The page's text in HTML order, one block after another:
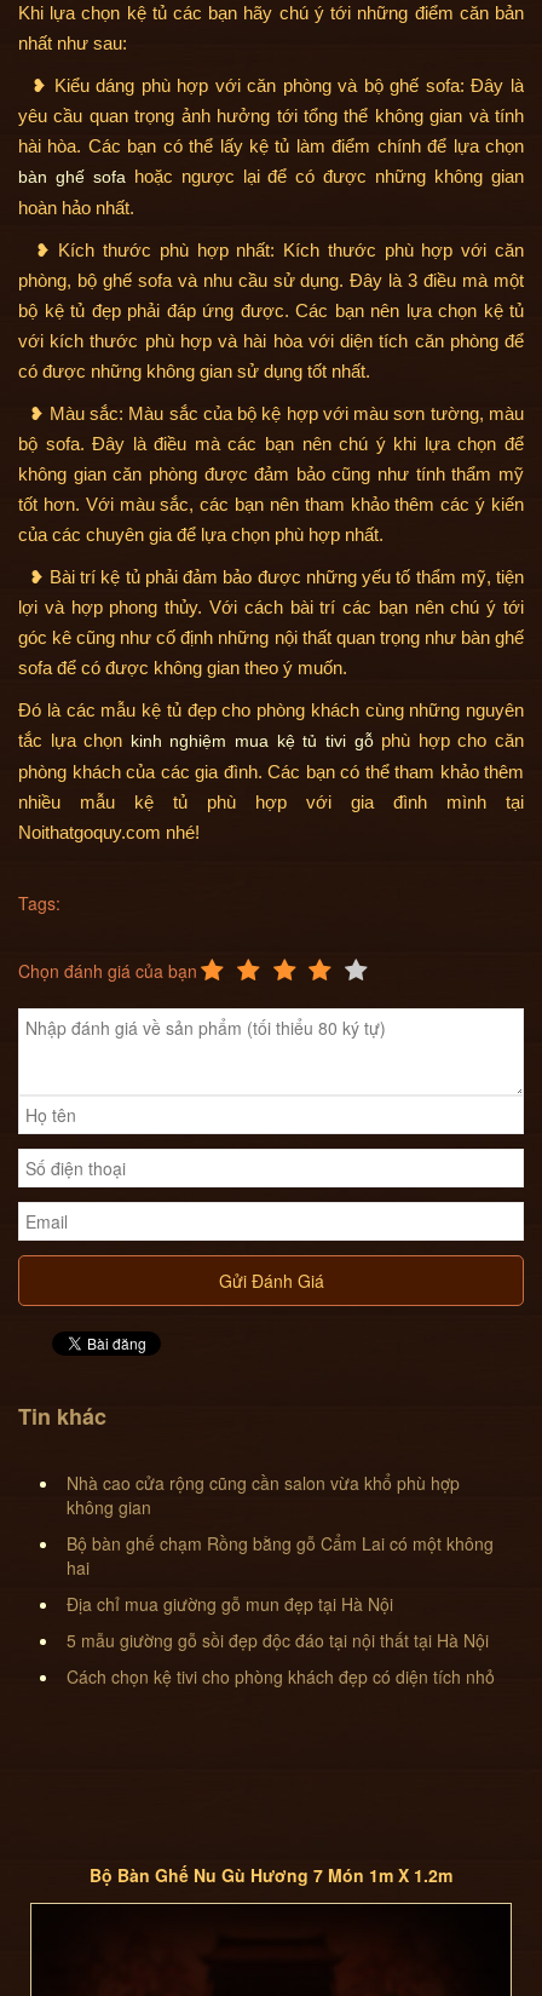
Khi lựa chọn kệ tủ các bạn hãy chú ý tới những điểm căn bản
nhất như sau:
❥ Kiểu dáng phù hợp với căn phòng và bộ ghế sofa: Đây là
yêu cầu quan trọng ảnh hưởng tới tổng thể không gian và tính
hài hòa. Các bạn có thể lấy kệ tủ làm điểm chính để lựa chọn
bàn ghế sofa hoặc ngược lại để có được những không gian
hoàn hảo nhất.
❥ Kích thước phù hợp nhất: Kích thước phù hợp với căn
phòng, bộ ghế sofa và nhu cầu sử dụng. Đây là 3 điều mà một
bộ kệ tủ đẹp phải đáp ứng được. Các bạn nên lựa chọn kệ tủ
với kích thước phù hợp và hài hòa với diện tích căn phòng để
có được những không gian sử dụng tốt nhất.
❥ Màu sắc: Màu sắc của bộ kệ hợp với màu sơn tường, màu
bộ sofa. Đây là điều mà các bạn nên chú ý khi lựa chọn để
không gian căn phòng được đảm bảo cũng như tính thẩm mỹ
tốt hơn. Với màu sắc, các bạn nên tham khảo thêm các ý kiến
của các chuyên gia để lựa chọn phù hợp nhất.
❥ Bài trí kệ tủ phải đảm bảo được những yếu tố thẩm mỹ, tiện
lợi và hợp phong thủy. Với cách bài trí các bạn nên chú ý tới
góc kê cũng như cố định những nội thất quan trọng như bàn ghế
sofa để có được không gian theo ý muốn.
Đó là các mẫu kệ tủ đẹp cho phòng khách cùng những nguyên
tắc lựa chọn kinh nghiệm mua kệ tủ tivi gỗphù hợp cho căn
phòng khách của các gia đình. Các bạn có thể tham khảo thêm
nhiều mẫu kệ tủ phù hợp với gia đình mình tại
Noithatgoquy.com nhé!
Tags:
Chọn đánh giá của bạn
Gửi Đánh Giá
Tin khác
Nhà cao cửa rộng cũng cần salon vừa khổ phù hợp
không gian
Bộ bàn ghế chạm Rồng bằng gỗ Cẩm Lai có một không
hai
Địa chỉ mua giường gỗ mun đẹp tại Hà Nội
5 mẫu giường gỗ sồi đẹp độc đáo tại nội thất tại Hà Nội
Cách chọn kệ tivi cho phòng khách đẹp có diện tích nhỏ
Bộ Bàn Ghế Nu Gù Hương 7 Món 1m X 1.2m